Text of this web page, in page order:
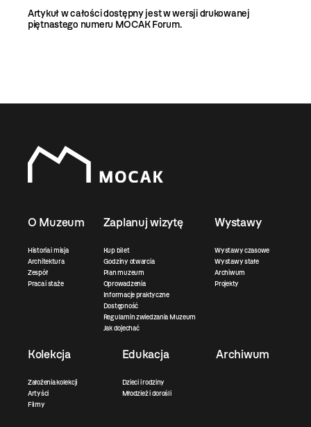
Artykuł w całości dostępny jest w wersji drukowanej
piętnastego numeru MOCAK Forum.
O Muzeum
Historia i misja
Architektura
Zespół
Praca i staże
Zaplanuj wizytę
Kup bilet
Godziny otwarcia
Plan muzeum
Oprowadzenia
Informacje praktyczne
Dostępność
Regulamin zwiedzania Muzeum
Jak dojechać
Wystawy
Wystawy czasowe
Wystawy stałe
Archiwum
Projekty
Kolekcja
Założenia kolekcji
Artyści
Filmy
Edukacja
Dzieci i rodziny
Młodzież i dorośli
Archiwum